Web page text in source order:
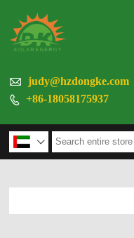
 judy@hzdongke.com
 +86-18058175937
